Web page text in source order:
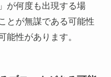
が何度も出現する場
とが無謀である可能性
能性があります。